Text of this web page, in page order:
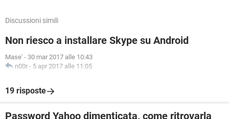
Discussioni simili
Non riesco a installare Skype su Android
Mase' - 30 mar 2017 alle 10:43
n00r - 5 apr 2017 alle 11:05
19 risposte
Password Yahoo dimenticata, come ritrovarla